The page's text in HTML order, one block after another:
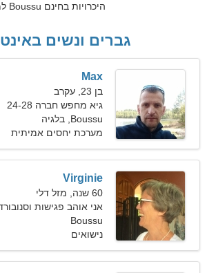
היכרויות בחינם Boussu למקומיים, זרים, תיירים.
גברים ונשים
Max
בן 23, עקרב
גיא מחפש חברה 24-28
Boussu, בלגיה
מערכת יחסים אמיתית
Virginie
60 שנה, מזל דלי
אני אוהב פגישות
Boussu
נישואים